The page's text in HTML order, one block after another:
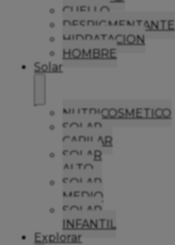
CUELLO
DESPIGMENTANTE
HIDRATACION
HOMBRE
Solar
NUTRICOSMETICO
SOLAR
CAPILAR
SOLAR
ALTO
SOLAR
MEDIO
SOLAR
INFANTIL
Explorar